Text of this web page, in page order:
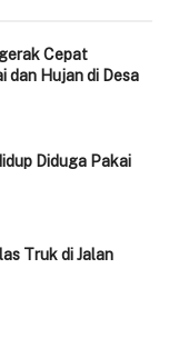
Cepat
dan Hujan di Desa
Diduga Pakai
Truk di Jalan